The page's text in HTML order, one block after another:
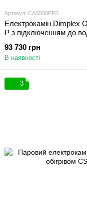
Артикул: CAS500PPS
Електрокамін Dimplex
P з підключенням до
93 730 грн
В наявності
3